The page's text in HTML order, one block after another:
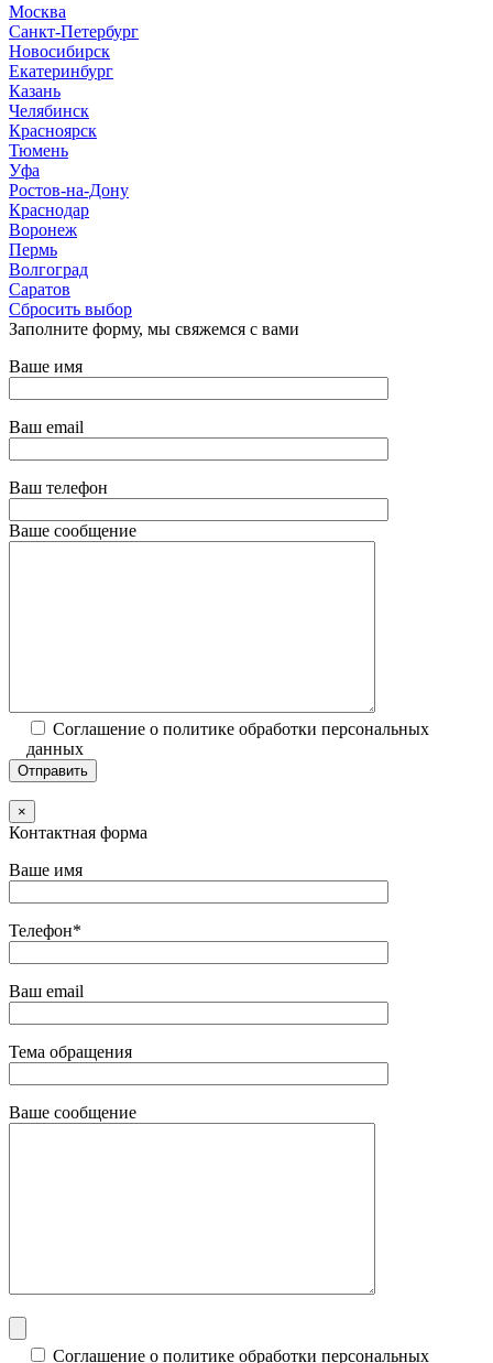
Москва
Санкт-Петербург
Новосибирск
Екатеринбург
Казань
Челябинск
Красноярск
Тюмень
Уфа
Ростов-на-Дону
Краснодар
Воронеж
Пермь
Волгоград
Саратов
Сбросить выбор
Заполните форму, мы свяжемся с вами
Ваше имя
Ваш email
Ваш телефон
Ваше сообщение
Соглашение о политике обработки персональных
данных
×
Контактная форма
Ваше имя
Телефон*
Ваш email
Тема обращения
Ваше сообщение
Соглашение о политике обработки персональных